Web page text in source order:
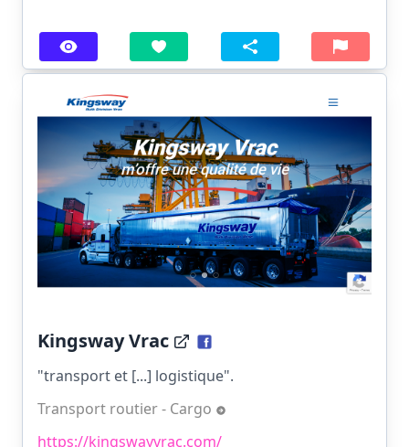
Kingsway Vrac
"transport et [...] logistique".
Transport routier - Cargo
https://kingswayvrac.com/